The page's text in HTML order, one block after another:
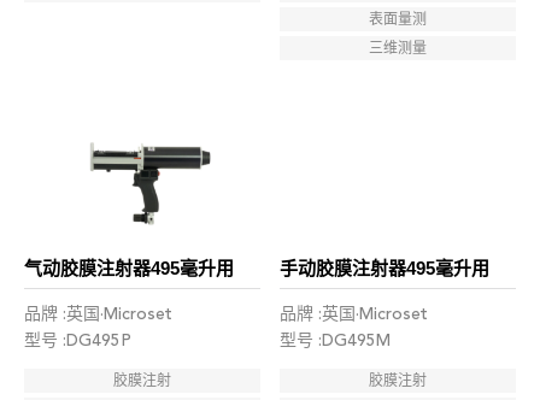
表面量测
三维测量
气动胶膜注射器495毫升用
品牌 :英国·Microset
型号 :DG495P
胶膜注射
手动胶膜注射器495毫升用
品牌 :英国·Microset
型号 :DG495M
胶膜注射